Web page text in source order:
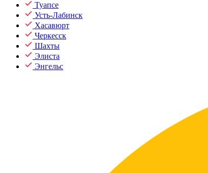
Туапсе
Усть-Лабинск
Хасавюрт
Черкесск
Шахты
Элиста
Энгельс